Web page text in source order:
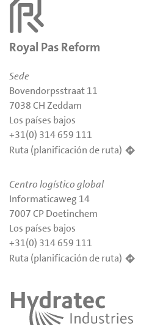
Royal Pas Reform
Sede
Bovendorpsstraat 11
7038 CH Zeddam
Los países bajos
+31(0) 314 659 111
Ruta (planificación de ruta)
Centro logístico global
Informaticaweg 14
7007 CP Doetinchem
Los países bajos
+31(0) 314 659 111
Ruta (planificación de ruta)